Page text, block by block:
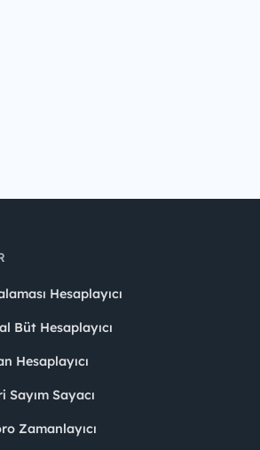
Hesaplayıcı
Büt Hesaplayıcı
Hesaplayıcı
Sayım Sayacı
Zamanlayıcı